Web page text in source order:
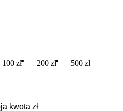
100 zł 200 zł 500 zł